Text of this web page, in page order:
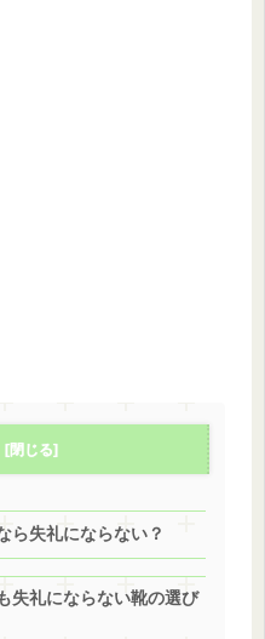
ら失礼にならない？
失礼にならない靴の選び